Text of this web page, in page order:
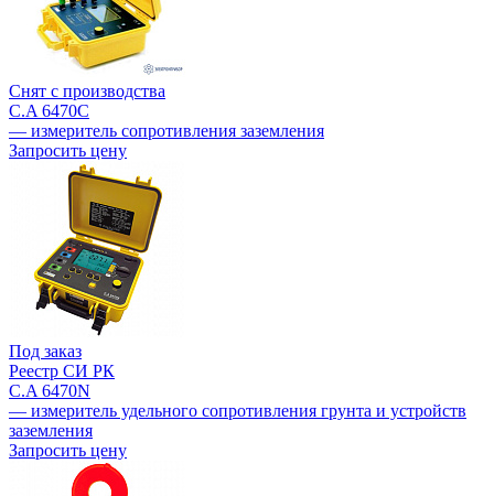
Снят с производства
C.A 6470C
— измеритель сопротивления заземления
Запросить цену
Под заказ
Реестр СИ РК
C.A 6470N
— измеритель удельного сопротивления грунта и устройств
заземления
Запросить цену